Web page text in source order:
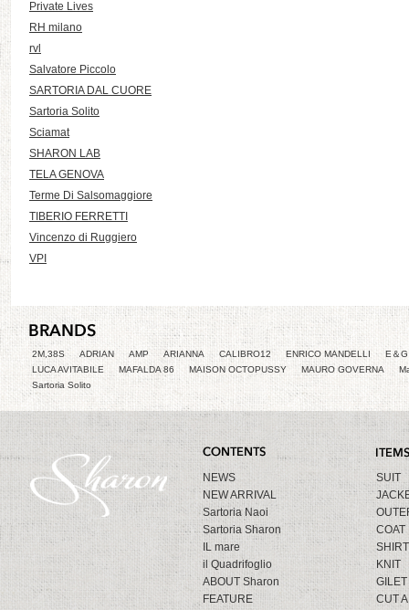
Private Lives
RH milano
rvl
Salvatore Piccolo
SARTORIA DAL CUORE
Sartoria Solito
Sciamat
SHARON LAB
TELA GENOVA
Terme Di Salsomaggiore
TIBERIO FERRETTI
Vincenzo di Ruggiero
VPI
2M,38S ADRIAN AMP ARIANNA CALIBRO12 ENRICO MANDELLI
E＆
LUCA AVITABILE
MAFALDA 86 MAISON OCTOPUSSY MAURO GOVERNA
Sartoria Solito
NEWS
NEW ARRIVAL
Sartoria Naoi
Sartoria Sharon
IL mare
il Quadrifoglio
ABOUT Sharon
FEATURE
SUIT
COAT
SHIRT
KNIT
GILET
CUT